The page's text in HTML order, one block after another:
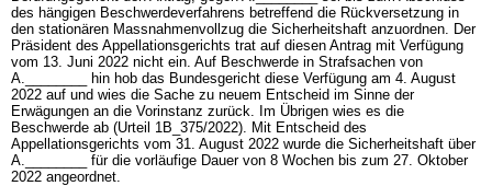
des hängigen Beschwerdeverfahrens betreffend die Rückversetzung in
den stationären Massnahmenvollzug die Sicherheitshaft anzuordnen. Der
Präsident des Appellationsgerichts trat auf diesen Antrag mit Verfügung
vom 13. Juni 2022 nicht ein. Auf Beschwerde in Strafsachen von
A.________ hin hob das Bundesgericht diese Verfügung am 4. August
2022 auf und wies die Sache zu neuem Entscheid im Sinne der
Erwägungen an die Vorinstanz zurück. Im Übrigen wies es die
Beschwerde ab (Urteil 1B_375/2022). Mit Entscheid des
Appellationsgerichts vom 31. August 2022 wurde die Sicherheitshaft über
A.________ für die vorläufige Dauer von 8 Wochen bis zum 27. Oktober
2022 angeordnet.